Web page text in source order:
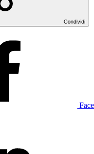
Condividi